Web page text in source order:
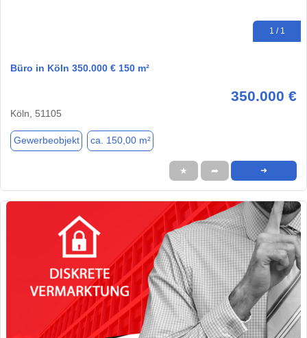
1 / 1
Büro in Köln 350.000 € 150 m²
350.000 €
Köln, 51105
Gewerbeobjekt ca. 150,00 m²
★ ➦ ➜